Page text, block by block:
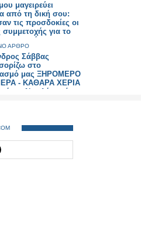
μαγειρεύει
από τη δική σου:
τις προσδοκίες οι
συμμετοχής για το
μαγειρικής
ΑΡΘΡΟ
Σάββας
στο
μας ΞΗΡΟΜΕΡΟ
- ΚΑΘΑΡΑ ΧΕΡΙΑ
Νικολέ, από το